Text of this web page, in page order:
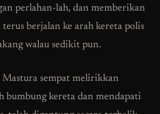
perlahan-lah, dan memberikan
terus berjalan ke arah kereta polis
walau sedikit pun.
sempat melirikkan
bumbung kereta dan mendapati